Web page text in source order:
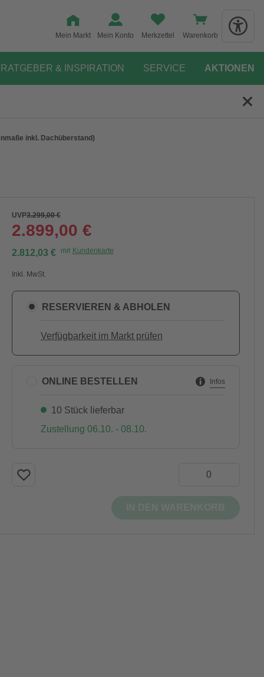
Mein Markt Mein Konto Merkzettel Warenkorb
RATGEBER & INSPIRATION SERVICE AKTIONEN
inkl. Dachüberstand)
UVP3.299,00 €
2.899,00 €
2.812,03 € mit Kundenkarte
Inkl. MwSt.
RESERVIEREN & ABHOLEN
Verfügbarkeit im Markt prüfen
ONLINE BESTELLEN Infos
10 Stück lieferbar
Zustellung 06.10. - 08.10.